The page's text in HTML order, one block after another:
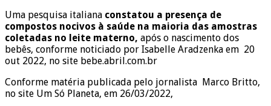
Uma pesquisa italiana constatou a presença de
compostos nocivos à saúde na maioria das amostras
coletadas no leite materno, após o nascimento dos
bebês, conforme noticiado por Isabelle Aradzenka em 20
out 2022, no site bebe.abril.com.br
Conforme matéria publicada pelo jornalista Marco Britto,
no site Um Só Planeta, em 26/03/2022,